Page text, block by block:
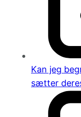
Kan jeg
sætter